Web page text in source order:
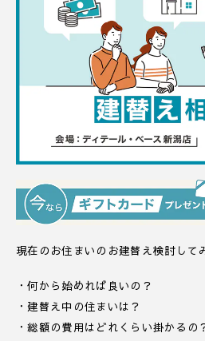
現在のお住まいのお建替え検討して
・何から始めれば良いの？
・建替え中の住まいは？
・総額の費用はどれくらい掛かるの